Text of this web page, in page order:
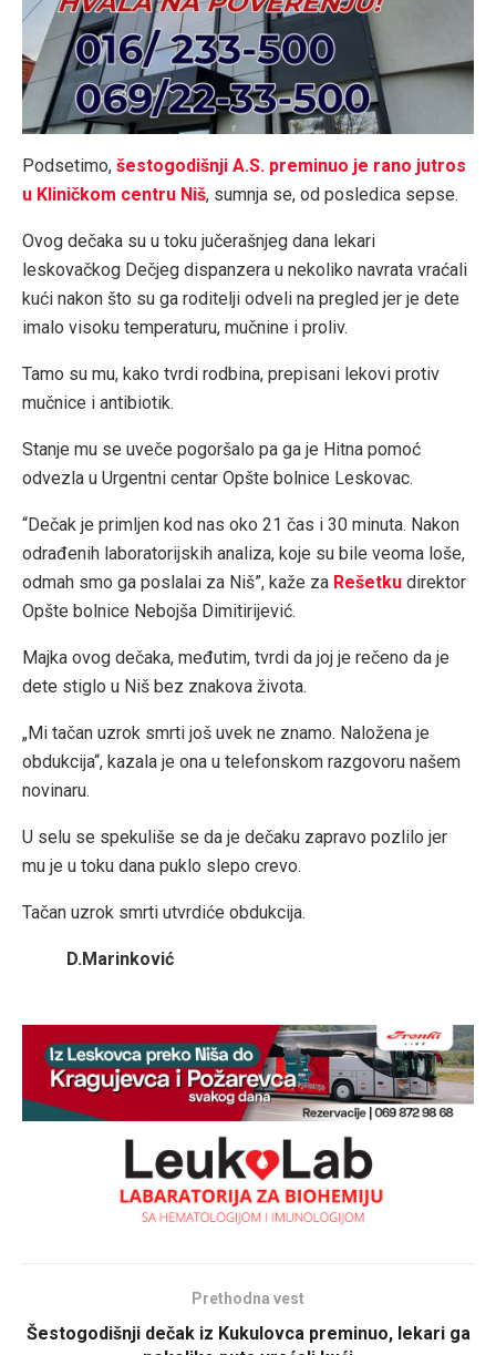
Podsetimo, šestogodišnji A.S. preminuo je rano jutros
u Kliničkom centru Niš, sumnja se, od posledica sepse.
Ovog dečaka su u toku jučerašnjeg dana lekari
leskovačkog Dečjeg dispanzera u nekoliko navrata vraćali
kući nakon što su ga roditelji odveli na pregled jer je dete
imalo visoku temperaturu, mučnine i proliv.
Tamo su mu, kako tvrdi rodbina, prepisani lekovi protiv
mučnice i antibiotik.
Stanje mu se uveče pogoršalo pa ga je Hitna pomoć
odvezla u Urgentni centar Opšte bolnice Leskovac.
“Dečak je primljen kod nas oko 21 čas i 30 minuta. Nakon
odrađenih laboratorijskih analiza, koje su bile veoma loše,
odmah smo ga poslalai za Niš”, kaže za Rešetku direktor
Opšte bolnice Nebojša Dimitirijević.
Majka ovog dečaka, međutim, tvrdi da joj je rečeno da je
dete stiglo u Niš bez znakova života.
„Mi tačan uzrok smrti još uvek ne znamo. Naložena je
obdukcija“, kazala je ona u telefonskom razgovoru našem
novinaru.
U selu se spekuliše se da je dečaku zapravo pozlilo jer
mu je u toku dana puklo slepo crevo.
Tačan uzrok smrti utvrdiće obdukcija.
D.Marinković
Prethodna vest
Šestogodišnji dečak iz Kukulovca preminuo, lekari ga